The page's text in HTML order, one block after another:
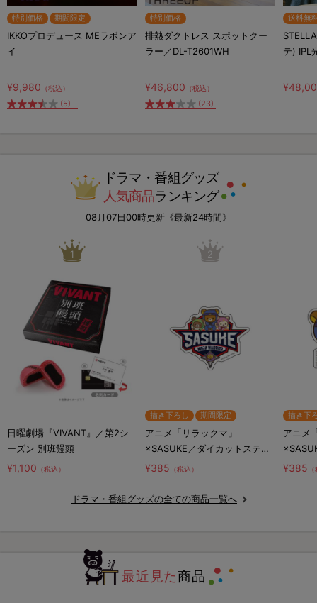
特別価格 期間限定
IKKOプロデュース MEラボンア
イ
¥9,980 （税込）
(5)
特別価格
排熱ダクトレス スポットクー
ラー／DL-T2601WH
¥46,800 （税込）
(23)
送料無
テ) IPL
ドラマ・番組グッズ
人気商品ランキング
08月07日00時更新《最新24時間》
1
日曜劇場『VIVANT』／第2シ
ーズン 別班饅頭
¥1,100 （税込）
2
描き下ろし 期間限定
アニメ「リラックマ」
×SASUKE／ダイカットステッ
カー／コラボロゴ
¥385 （税込）
描き下
アニメ
カー／
¥385
ドラマ・番組グッズの全ての商品一覧へ
最近見た商品